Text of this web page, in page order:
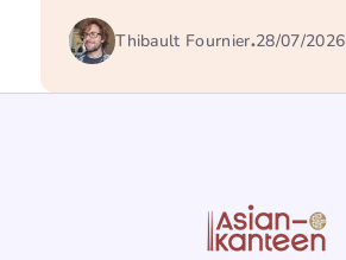
Thibault Fournier.28/07/2026